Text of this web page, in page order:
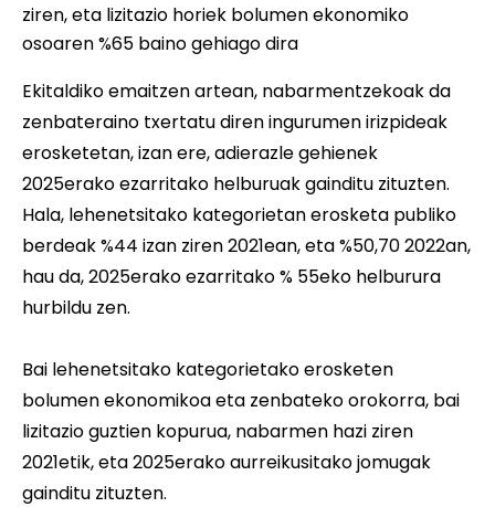
ziren, eta lizitazio horiek bolumen ekonomiko
osoaren %65 baino gehiago dira
Ekitaldiko emaitzen artean, nabarmentzekoak da
zenbateraino txertatu diren ingurumen irizpideak
erosketetan, izan ere, adierazle gehienek
2025erako ezarritako helburuak gainditu zituzten.
Hala, lehenetsitako kategorietan erosketa publiko
berdeak %44 izan ziren 2021ean, eta %50,70 2022an,
hau da, 2025erako ezarritako % 55eko helburura
hurbildu zen.
Bai lehenetsitako kategorietako erosketen
bolumen ekonomikoa eta zenbateko orokorra, bai
lizitazio guztien kopurua, nabarmen hazi ziren
2021etik, eta 2025erako aurreikusitako jomugak
gainditu zituzten.